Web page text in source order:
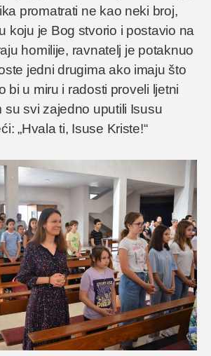
promatrati ne kao neki broj,
koju je Bog stvorio i postavio na
homilije, ravnatelj je potaknuo
jedni drugima ako imaju što
bi u miru i radosti proveli ljetni
su svi zajedno uputili Isusu
„Hvala ti, Isuse Kriste!“